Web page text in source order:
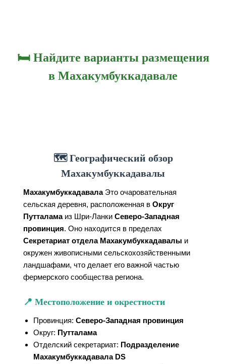
🛏️ Найдите варианты размещения
в Махакумбуккадавале
🗺️ Географический обзор
Махакумбуккадавалы
МахакумбуккадавалаЭто очаровательная
сельская деревня, расположенная в Округ
Путталамаиз Шри-Ланки Северо-Западная
провинция. Оно находится в пределах
Секретариат отдела Махакумбуккадавалы и
окружен живописными сельскохозяйственными
ландшафами, что делает его важной частью
фермерского сообщества региона.
📍 Местоположение и окрестности
Провинция: Северо-Западная провинция
Округ: Путталама
Отделский секретариат: Подразделение
Махакумбуккадавала DS